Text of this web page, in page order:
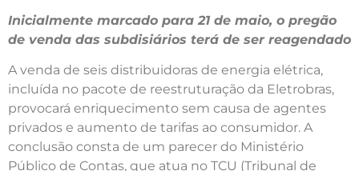
Inicialmente marcado para 21 de maio, o pregão
de venda das subdisiários terá de ser reagendado
A venda de seis distribuidoras de energia elétrica,
incluída no pacote de reestruturação da Eletrobras,
provocará enriquecimento sem causa de agentes
privados e aumento de tarifas ao consumidor. A
conclusão consta de um parecer do Ministério
Público de Contas, que atua no TCU (Tribunal de